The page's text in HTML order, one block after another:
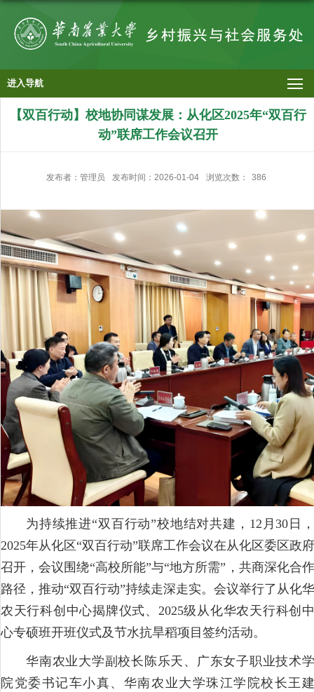
进入导航
【双百行动】校地协同谋发展：从化区2025年“双百行
动”联席工作会议召开
发布者：管理员 发布时间：2026-01-04 浏览次数： 386
为持续推进“双百行动”校地结对共建，12月30日，
2025年从化区“双百行动”联席工作会议在从化区委区政府
召开，会议围绕“高校所能”与“地方所需”，共商深化合作
路径，推动“双百行动”持续走深走实。会议举行了从化华
农天行科创中心揭牌仪式、2025级从化华农天行科创中
心专硕班开班仪式及节水抗旱稻项目签约活动。
华南农业大学副校长陈乐天、广东女子职业技术学
院党委书记车小真、华南农业大学珠江学院校长王建